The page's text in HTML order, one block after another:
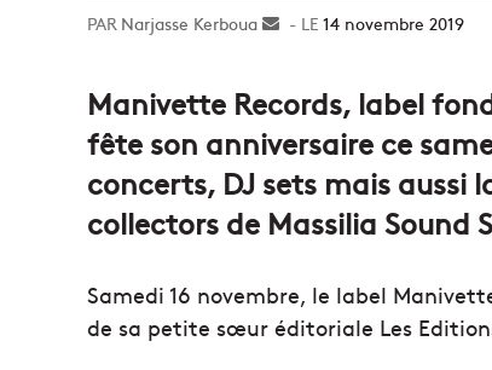
Narjasse Kerboua
Envoyer14 novembre 2019
Manivette Records, label
fête son anniversaire ce
concerts, DJ sets mais aussi
collectors de Massilia Sound
Samedi 16 novembre, le label
de sa petite sœur éditoriale Les